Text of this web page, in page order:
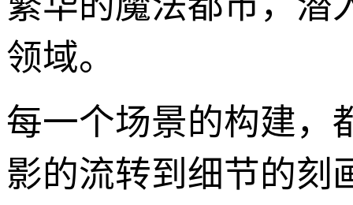
领域。
每一个场景的构建，
影的流转到细节的刻